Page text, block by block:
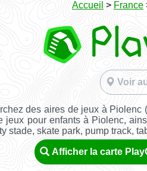
Accueil > France
Voir
des aires de jeux à
jeux pour enfants à Piolenc,
stade, skate park, pump track,
Afficher la carte